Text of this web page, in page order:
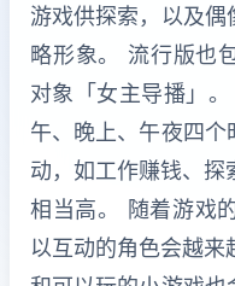
游戏供探索，以及
略形象。 流行版也
对象「女主导播」
午、晚上、午夜四
动，如工作赚钱、探
相当高。 随着游戏
以互动的角色会越来